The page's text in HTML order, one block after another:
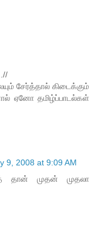
சேர்த்தால் கிடைக்கும்
ஏனோ தமிழ்ப்பாடல்கள்
9, 2008 at 9:09 AM
தான் முதன் முதலா